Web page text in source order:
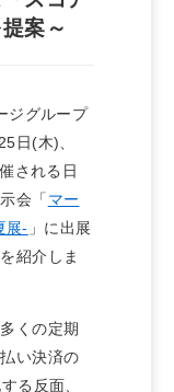
案～
ジグループ
日(木)、
される日
会「 マー
展- 」に出展
紹介しま
くの定期
い決済の
る反面、